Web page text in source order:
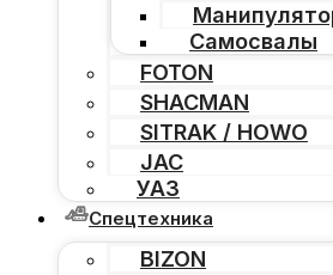
Самосвалы
FOTON
SHACMAN
SITRAK / HOWO
JAC
УАЗ
Спецтехника
BIZON